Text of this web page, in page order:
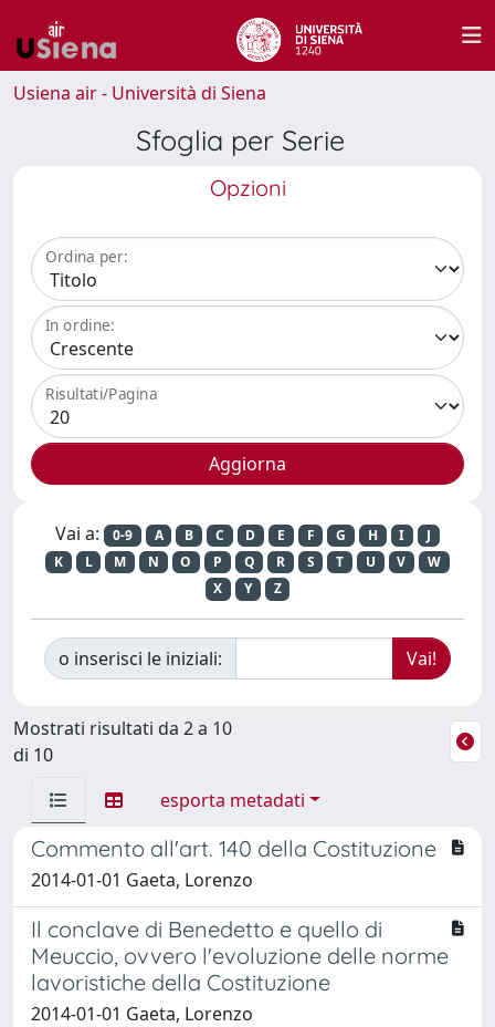
Usiena air - Università di Siena
Sfoglia per Serie
Opzioni
Ordina per:
In ordine:
Risultati/Pagina
Vai a: 0-9 A B C D E F G H I
J
K
L M N O P Q R S T U V
W
X
Y Z
o inserisci le iniziali:
Mostrati risultati da 2 a 10
di 10
esporta metadati
Commento all'art. 140 della Costituzione
2014-01-01 Gaeta, Lorenzo
Il conclave di Benedetto e quello di
Meuccio, ovvero l'evoluzione delle norme
lavoristiche della Costituzione
2014-01-01 Gaeta, Lorenzo